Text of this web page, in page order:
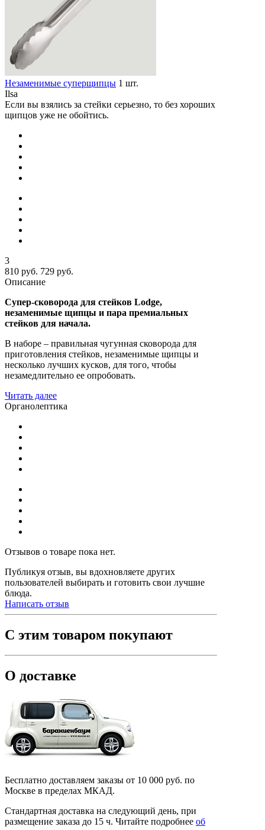
Незаменимые суперщипцы 1 шт.
Ilsa
Если вы взялись за стейки серьезно, то без хороших
щипцов уже не обойтись.
3
810 руб. 729 руб.
Описание
Супер-сковорода для стейков Lodge,
незаменимые щипцы и пара премиальных
стейков для начала.
В наборе – правильная чугунная сковорода для
приготовления стейков, незаменимые щипцы и
несколько лучших кусков, для того, чтобы
незамедлительно ее опробовать.
Читать далее
Органолептика
Отзывов о товаре пока нет.
Публикуя отзыв, вы вдохновляете других
пользователей выбирать и готовить свои лучшие
блюда.
Написать отзыв
С этим товаром покупают
О доставке
Бесплатно доставляем заказы от 10 000 руб. по
Москве в пределах МКАД.
Стандартная доставка на следующий день, при
размещение заказа до 15 ч. Читайте подробнее об